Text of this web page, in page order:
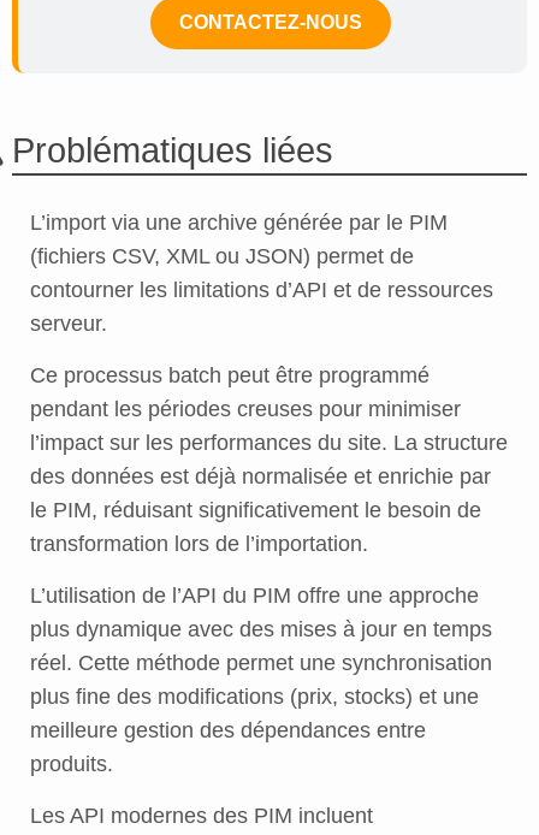
CONTACTEZ-NOUS
Problématiques liées
L’import via une archive générée par le PIM
(fichiers CSV, XML ou JSON) permet de
contourner les limitations d’API et de ressources
serveur.
Ce processus batch peut être programmé
pendant les périodes creuses pour minimiser
l’impact sur les performances du site. La structure
des données est déjà normalisée et enrichie par
le PIM, réduisant significativement le besoin de
transformation lors de l’importation.
L’utilisation de l’API du PIM offre une approche
plus dynamique avec des mises à jour en temps
réel. Cette méthode permet une synchronisation
plus fine des modifications (prix, stocks) et une
meilleure gestion des dépendances entre
produits.
Les API modernes des PIM incluent